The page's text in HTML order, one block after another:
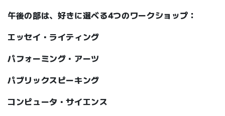
午後の部は、好きに選べる4つのワークショップ：
エッセイ・ライティング
パフォーミング・アーツ
パブリックスピーキング
コンピュータ・サイエンス